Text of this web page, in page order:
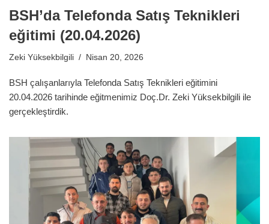
BSH’da Telefonda Satış Teknikleri
eğitimi (20.04.2026)
Zeki Yüksekbilgili Nisan 20, 2026
BSH çalışanlarıyla Telefonda Satış Teknikleri eğitimini
20.04.2026 tarihinde eğitmenimiz Doç.Dr. Zeki Yüksekbilgili ile
gerçekleştirdik.